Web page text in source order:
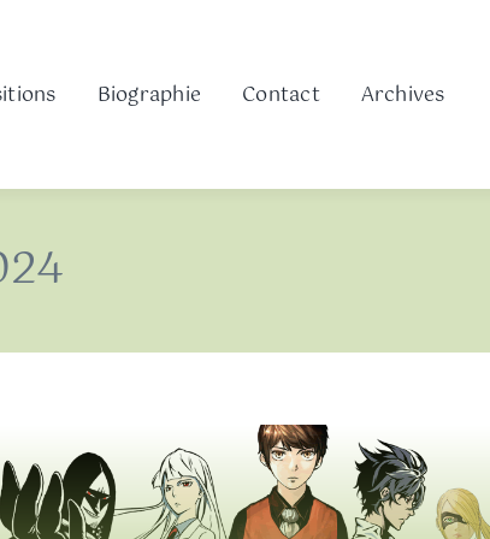
Biographie Contact Archives